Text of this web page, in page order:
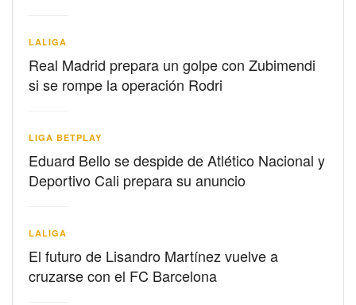
LALIGA
Real Madrid prepara un golpe con Zubimendi
si se rompe la operación Rodri
LIGA BETPLAY
Eduard Bello se despide de Atlético Nacional y
Deportivo Cali prepara su anuncio
LALIGA
El futuro de Lisandro Martínez vuelve a
cruzarse con el FC Barcelona